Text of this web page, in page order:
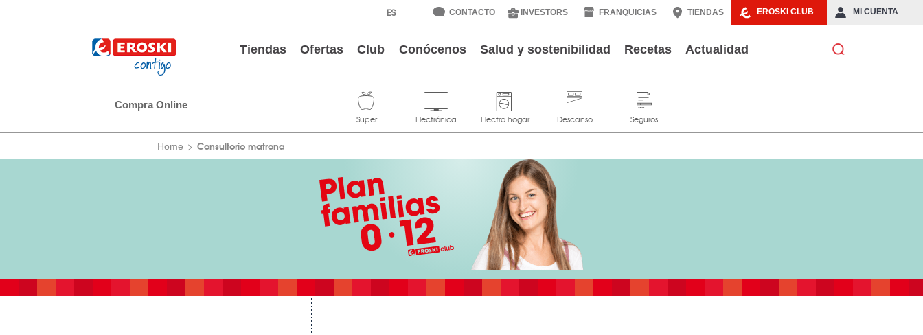
EROSKI CLUB MI CUENTA
CONTACTO INVESTORS FRANQUICIAS TIENDAS
Tiendas Ofertas Club Conócenos Salud y sostenibilidad Recetas Actualidad
Compra Online
Home Consultorio matrona